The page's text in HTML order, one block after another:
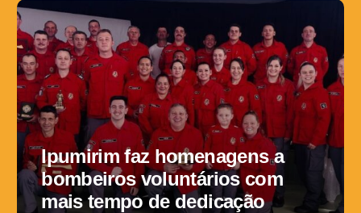
Ipumirim faz homenagens a
bombeiros voluntários com
mais tempo de dedicação